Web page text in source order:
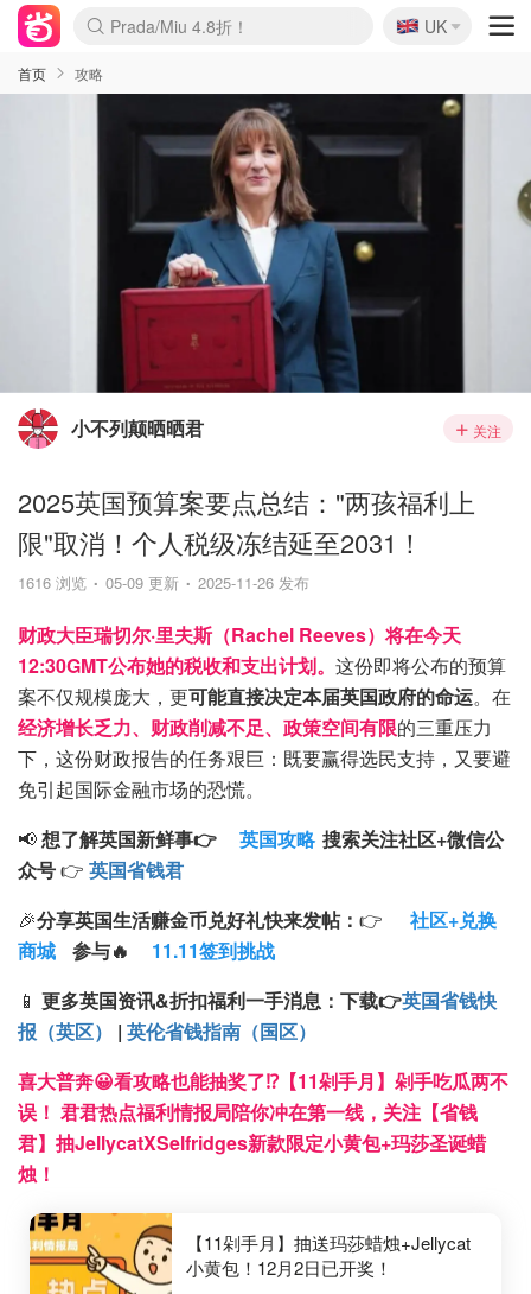
Prada/Miu 4.8折！
🇬🇧
UK
首页 攻略
小不列颠晒晒君 关注
2025英国预算案要点总结："两孩福利上
限"取消！个人税级冻结延至2031！
1616 浏览 05-09 更新 2025-11-26 发布
财政大臣瑞切尔·里夫斯（Rachel Reeves）将在今天
12:30GMT公布她的税收和支出计划。 这份即将公布的预算
案不仅规模庞大，更可能直接决定本届英国政府的命运。在
经济增长乏力、财政削减不足、政策空间有限的三重压力
下，这份财政报告的任务艰巨：既要赢得选民支持，又要避
免引起国际金融市场的恐慌。
📢想了解英国新鲜事👉 英国攻略 搜索关注社区+微信公
众号👉 英国省钱君
🎉分享英国生活赚金币兑好礼快来发帖： 👉
社区+兑换
商城 参与🔥
11.11签到挑战
📱 更多英国资讯&折扣福利一手消息： 下载👉英国省钱快
报（英区）
| 英伦省钱指南（国区）
喜大普奔😀看攻略也能抽奖了⁉️【11剁手月】剁手吃瓜两不
误！ 君君热点福利情报局陪你冲在第一线，关注【省钱
君】抽JellycatXSelfridges新款限定小黄包+玛莎圣诞蜡
烛！
【11剁手月】抽送玛莎蜡烛+Jellycat
小黄包！12月2日已开奖！